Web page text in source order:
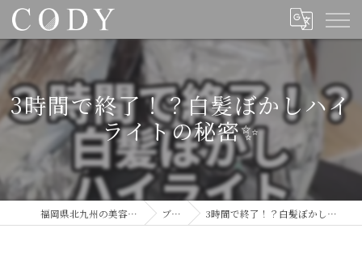
3時間で終了！？白髪ぼかしハイ
ライトの秘密✨
福岡県北九州の美容室ならCODY ブログ 3時間で終了！？白髪ぼかしハイライトの秘密✨